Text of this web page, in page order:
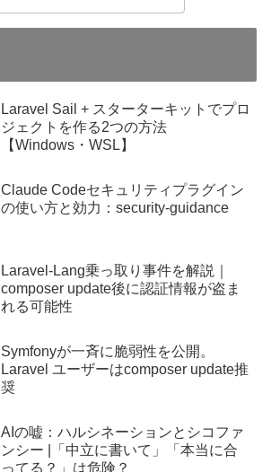
Laravel Sail + スターターキットでプロ
ジェクトを作る2つの方法
【Windows・WSL】
Claude Codeセキュリティプラグイン
の使い方と効力：security-guidance
Laravel-Lang乗っ取り事件を解説｜
composer update後に認証情報が盗ま
れる可能性
Symfonyが一斉に脆弱性を公開。
Laravel ユーザーはcomposer update推
奨
AIの嘘：ハルシネーションとシコファ
ンシー |「中立に書いて」「本当に合
ってる？」は危険？